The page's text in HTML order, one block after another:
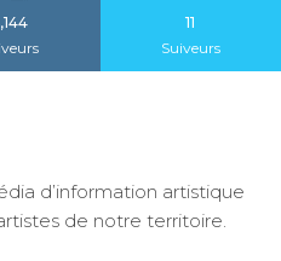
11
Suiveurs
d’information artistique
de notre territoire.